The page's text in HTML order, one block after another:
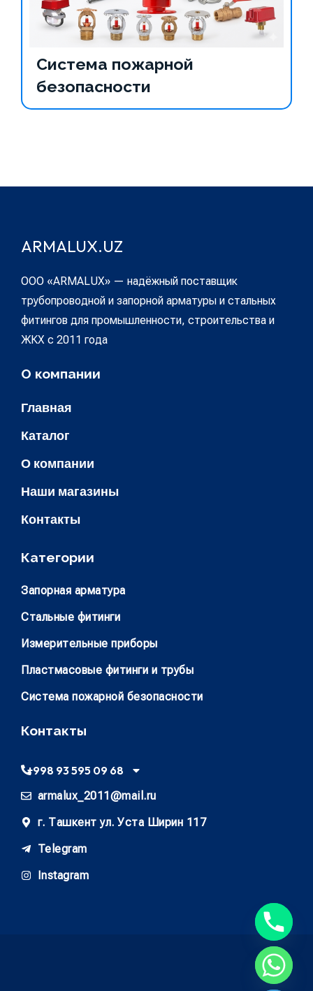
Система пожарной
безопасности
ARMALUX.UZ
ООО «ARMALUX» — надёжный поставщик
трубопроводной и запорной арматуры и стальных
фитингов для промышленности, строительства и
ЖКХ с 2011 года
О компании
Главная
Каталог
О компании
Наши магазины
Контакты
Категории
Запорная арматура
Стальные фитинги
Измерительные приборы
Пластмасовые фитинги и трубы
Система пожарной безопасности
Контакты
+998 93 595 09 68
armalux_2011@mail.ru
г. Ташкент ул. Уста Ширин 117
Telegram
Instagram